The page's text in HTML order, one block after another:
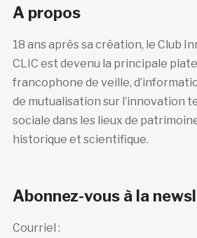
A propos
18 ans après sa création, le Club
CLIC est devenu la principale
francophone de veille,
de mutualisation sur l’innovation
sociale dans les lieux de
historique et scientifique.
Abonnez-vous à la
Courriel :